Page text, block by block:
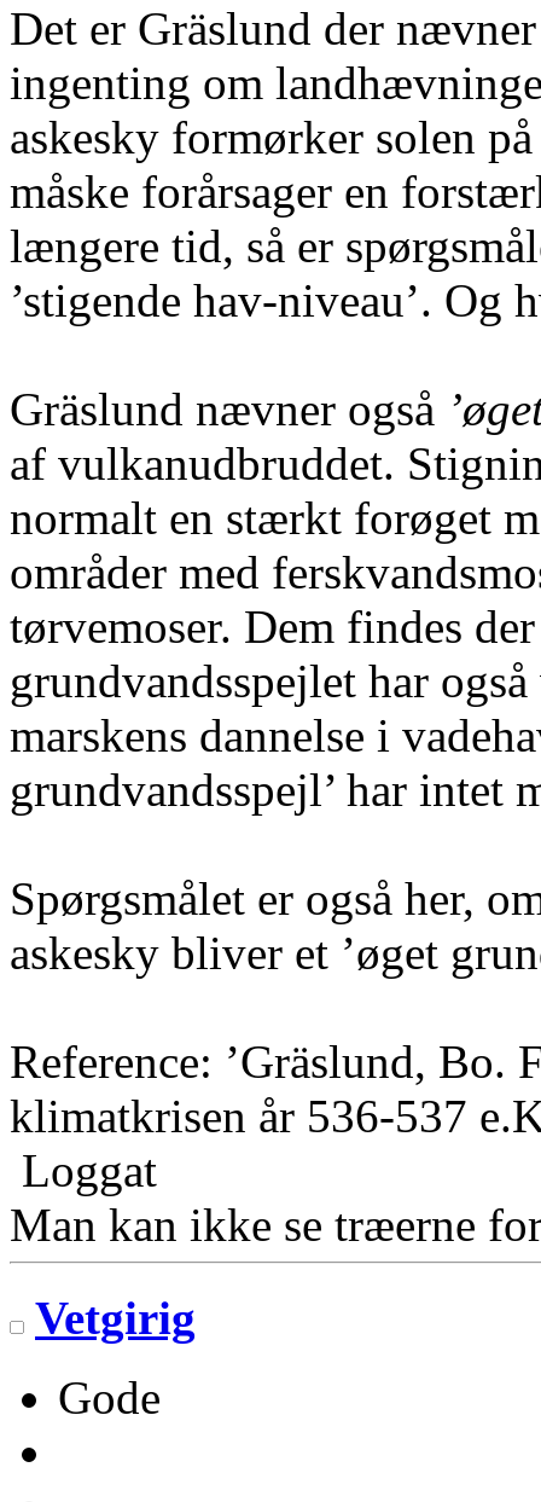
Det er Gräslund der
ingenting om
askesky formørker solen
måske forårsager en
længere tid, så er
’stigende hav-niveau’. Og
Gräslund nævner også
af vulkanudbruddet.
normalt en stærkt forøget
områder med
tørvemoser. Dem findes
grundvandsspejlet har
marskens dannelse i
grundvandsspejl’ har intet
Spørgsmålet er også her,
askesky bliver et ’øget
Reference: ’Gräslund,
klimatkrisen år 536-537
Loggat
Man kan ikke se træerne
Vetgirig
Gode